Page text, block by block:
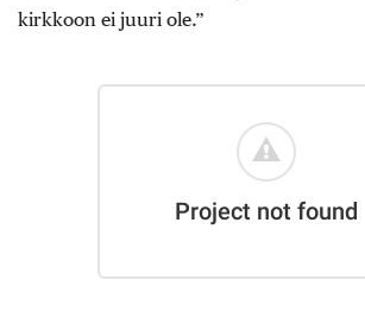
kirkkoon ei juuri ole.”